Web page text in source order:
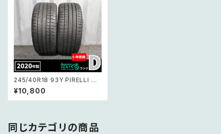
245/40R18 93Y PIRELLI Cin
turato P7 ピレリ チントゥラー
ト ピーセブン 【AO承認 バリ溝】
2本セット
¥10,800
同じカテゴリの商品